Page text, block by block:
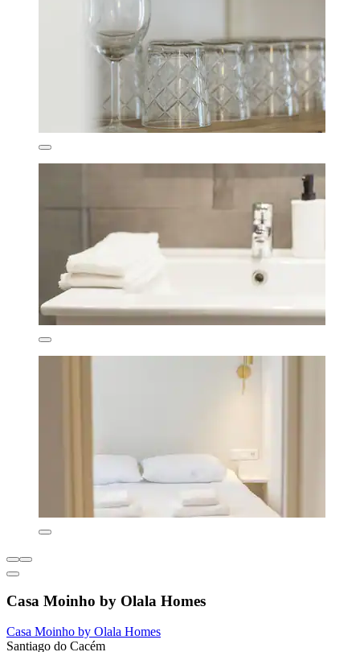
Casa Moinho by Olala Homes
Casa Moinho by Olala Homes
Santiago do Cacém